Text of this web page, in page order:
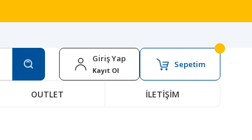
Giriş Yap
Kayıt Ol
Sepetim
OUTLET İLETİŞİM